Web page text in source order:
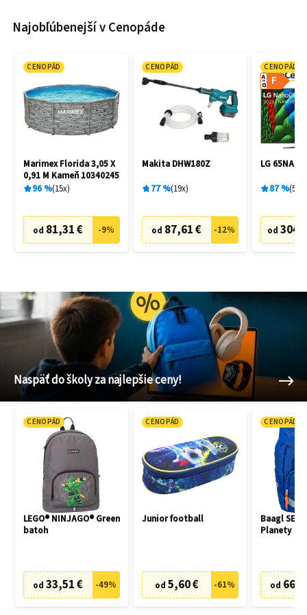
Najobľúbenejší v Cenopáde
CENOPÁD
Marimex Florida 3,05 X
0,91 M Kameň 10340245
96% 15x
od 81,31 € -9%
CENOPÁD
Makita DHW180Z
77% 19x
od 87,61 € -12%
CENOPÁD
F
A
G
LG
87% 5
od
Naspäť do školy za najlepšie ceny!
CENOPÁD
LEGO® NINJAGO® Green
batoh
od 33,51 € -49%
CENOPÁD
Junior football
od 5,60 € -61%
CENOPÁD
Baagl SET
Planety
od